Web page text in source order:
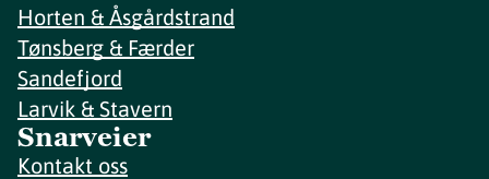
Horten & Åsgårdstrand
Tønsberg & Færder
Sandefjord
Larvik & Stavern
Snarveier
Kontakt oss